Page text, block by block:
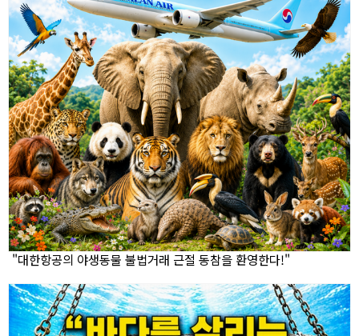
"대한항공의 야생동물 불법거래 근절 동참을 환영한다!"